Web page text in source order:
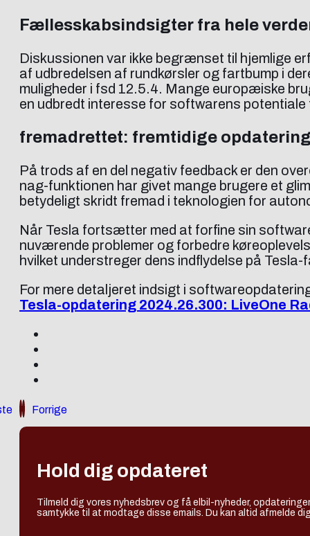
Fællesskabsindsigter fra hele
Diskussionen var ikke begrænset til hjemlige
af udbredelsen af rundkørsler og fartbump i
muligheder i fsd 12.5.4. Mange europæiske
en udbredt interesse for softwarens
fremadrettet: fremtidige
På trods af en del negativ feedback er den
nag-funktionen har givet mange brugere et
betydeligt skridt fremad i teknologien for
Når Tesla fortsætter med at forfine sin
nuværende problemer og forbedre
hvilket understreger dens indflydelse på
For mere detaljeret indsigt i
Tesla-opdatering 2024.26.300: LiveOne
Forrige
Hold dig opdateret
Tilmeld dig vores nyhedsbrev og få elbil-nyheder,
samtykke til at modtage disse emails. Du kan altid afmelde